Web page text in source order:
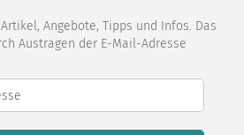
Angebote, Tipps und Infos. Das
Austragen der E-Mail-Adresse